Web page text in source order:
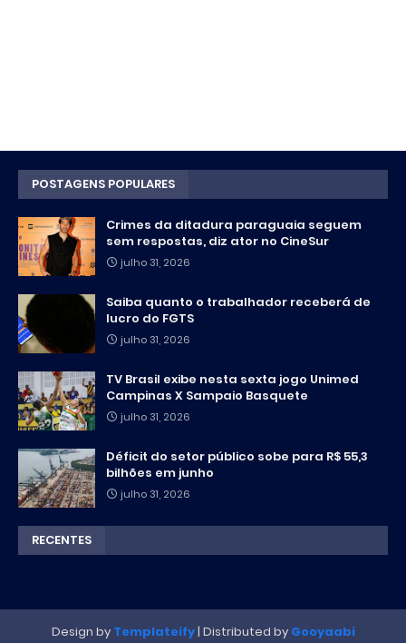
POSTAGENS POPULARES
Crimes da ditadura paraguaia seguem
sem respostas, diz ator no CineSur
julho 31, 2026
Saiba quanto o trabalhador receberá de
lucro do FGTS
julho 31, 2026
TV Brasil exibe nesta sexta jogo Unimed
Campinas X Sampaio Basquete
julho 31, 2026
Déficit do setor público sobe para R$ 55,3
bilhões em junho
julho 31, 2026
RECENTES
Design by Templateify| Distributed by Gooyaabi